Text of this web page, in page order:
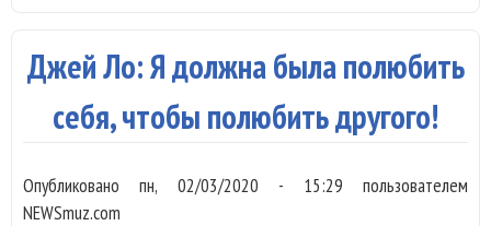
Джей Ло: Я должна была полюбить
себя, чтобы полюбить другого!
Опубликованопн, 02/03/2020 - 15:29 пользователем
NEWSmuz.com